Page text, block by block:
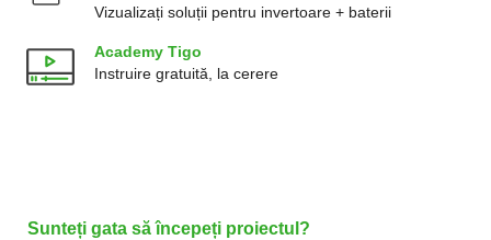
Vizualizați soluții pentru invertoare + baterii
Academy Tigo
Instruire gratuită, la cerere
Sunteți gata să începeți proiectul?